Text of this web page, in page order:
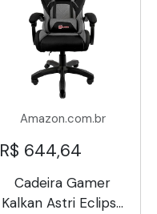
Amazon.com.br
R$ 644,64
Cadeira Gamer
Kalkan Astri Eclipse